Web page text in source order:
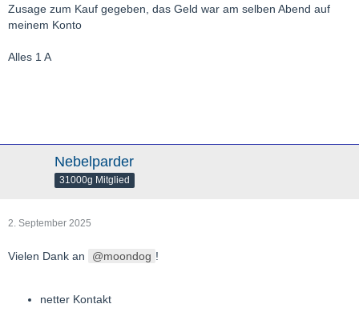
Zusage zum Kauf gegeben, das Geld war am selben Abend auf
meinem Konto
Alles 1 A
Nebelparder
31000g Mitglied
2. September 2025
Vielen Dank an moondog !
netter Kontakt